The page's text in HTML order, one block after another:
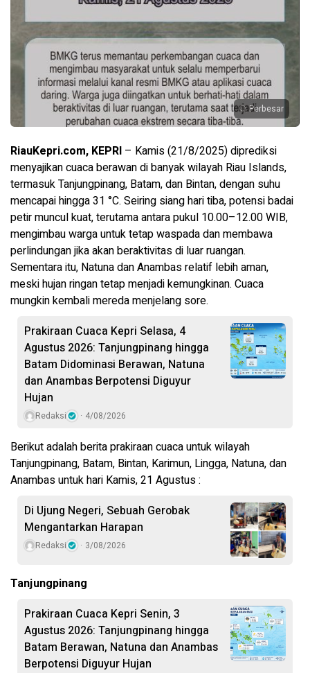
Perbesar
RiauKepri.com, KEPRI – Kamis (21/8/2025) diprediksi
menyajikan cuaca berawan di banyak wilayah Riau Islands,
termasuk Tanjungpinang, Batam, dan Bintan, dengan suhu
mencapai hingga 31 °C. Seiring siang hari tiba, potensi badai
petir muncul kuat, terutama antara pukul 10.00–12.00 WIB,
mengimbau warga untuk tetap waspada dan membawa
perlindungan jika akan beraktivitas di luar ruangan.
Sementara itu, Natuna dan Anambas relatif lebih aman,
meski hujan ringan tetap menjadi kemungkinan. Cuaca
mungkin kembali mereda menjelang sore.
Prakiraan Cuaca Kepri Selasa, 4
Agustus 2026: Tanjungpinang hingga
Batam Didominasi Berawan, Natuna
dan Anambas Berpotensi Diguyur
Hujan
Redaksi 4/08/2026
Berikut adalah berita prakiraan cuaca untuk wilayah
Tanjungpinang, Batam, Bintan, Karimun, Lingga, Natuna, dan
Anambas untuk hari Kamis, 21 Agustus :
Di Ujung Negeri, Sebuah Gerobak
Mengantarkan Harapan
Redaksi 3/08/2026
Tanjungpinang
Prakiraan Cuaca Kepri Senin, 3
Agustus 2026: Tanjungpinang hingga
Batam Berawan, Natuna dan Anambas
Berpotensi Diguyur Hujan